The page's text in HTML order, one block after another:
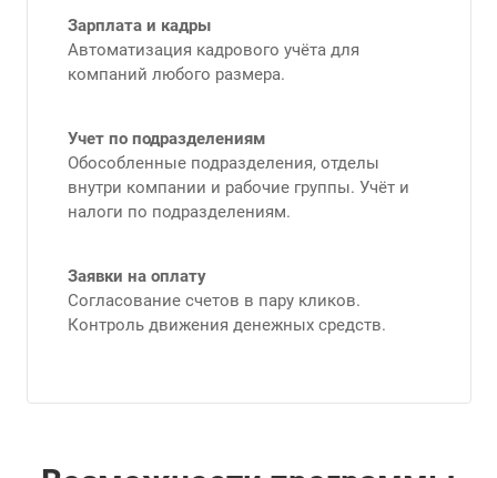
Зарплата и кадры
Автоматизация кадрового учёта для
компаний любого размера.
Учет по подразделениям
Обособленные подразделения, отделы
внутри компании и рабочие группы. Учёт и
налоги по подразделениям.
Заявки на оплату
Согласование счетов в пару кликов.
Контроль движения денежных средств.